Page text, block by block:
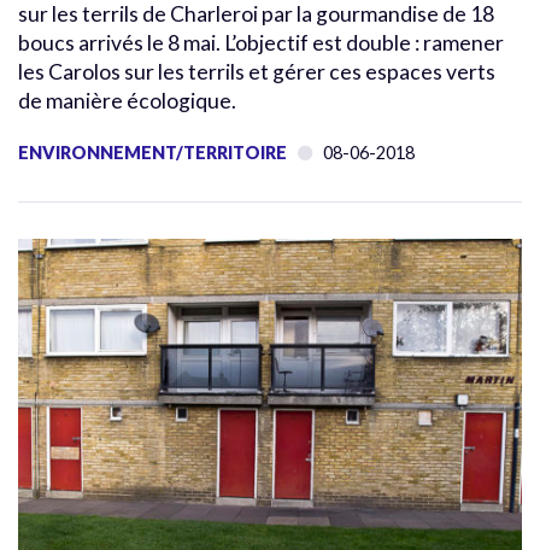
sur les terrils de Charleroi par la gourmandise de 18
boucs arrivés le 8 mai. L’objectif est double : ramener
les Carolos sur les terrils et gérer ces espaces verts
de manière écologique.
ENVIRONNEMENT/TERRITOIRE 08-06-2018